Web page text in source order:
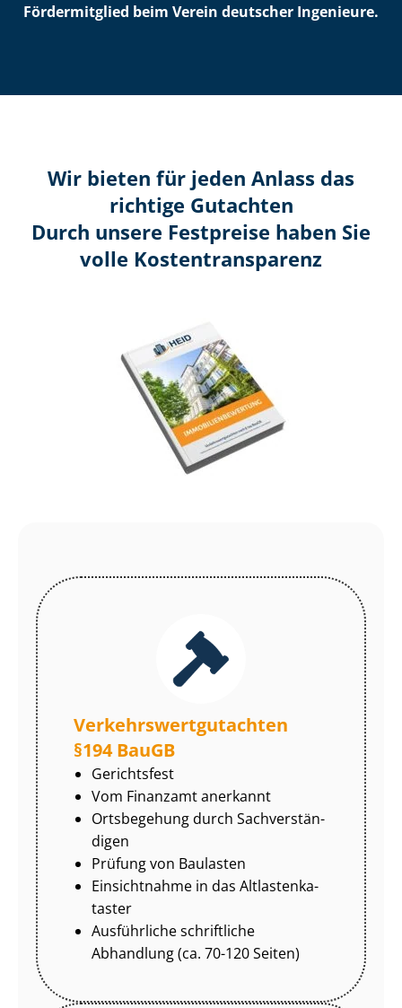
Fördermitglied beim Verein deutscher Ingenieure.
Wir bieten für jeden Anlass das
richtige Gutachten
Durch unsere Festpreise haben Sie
volle Kosten­transparenz
Ver­kehrs­wert­gut­ach­ten
§194 BauGB
Gerichtsfest
Vom Finanzamt anerkannt
Ortsbegehung durch Sach­ver­stän­
di­gen
Prüfung von Baulasten
Einsichtnahme in das Alt­las­ten­ka­
tas­ter
Ausführliche schriftliche
Abhandlung (ca. 70-120 Seiten)